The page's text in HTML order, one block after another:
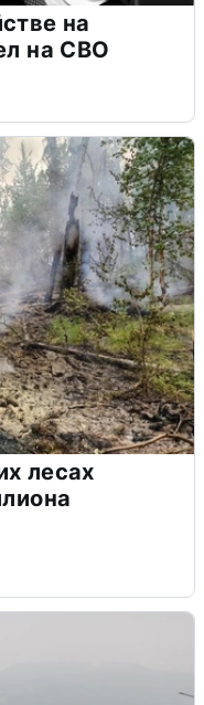
на
на СВО
лесах